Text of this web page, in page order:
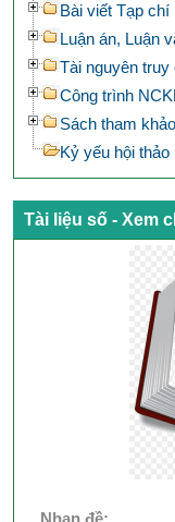
Bài viết Tạp chí
Luận án, Luận
Tài nguyên
Công trình
Sách tham khảo
Kỷ yếu hội thảo
Tài liệu số - Xem
Nhan đề: